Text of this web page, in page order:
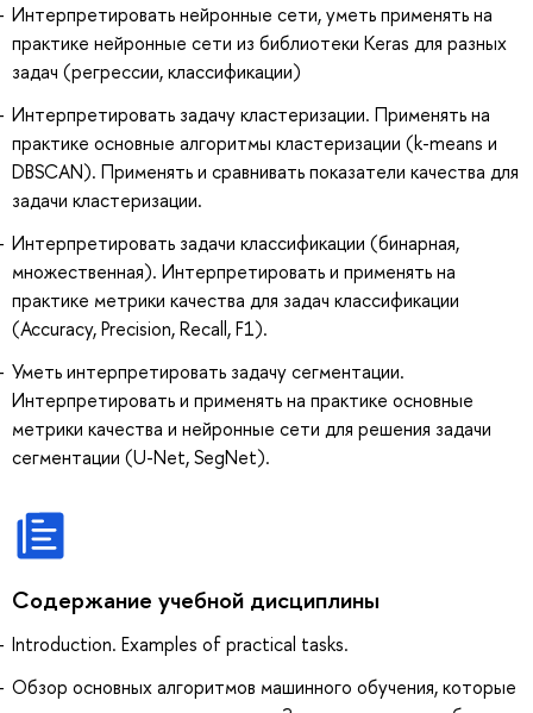
Интерпретировать нейронные сети, уметь применять на
практике нейронные сети из библиотеки Keras для разных
задач (регрессии, классификации)
Интерпретировать задачу кластеризации. Применять на
практике основные алгоритмы кластеризации (k-means и
DBSCAN). Применять и сравнивать показатели качества для
задачи кластеризации.
Интерпретировать задачи классификации (бинарная,
множественная). Интерпретировать и применять на
практике метрики качества для задач классификации
(Accuracy, Precision, Recall, F1).
Уметь интерпретировать задачу сегментации.
Интерпретировать и применять на практике основные
метрики качества и нейронные сети для решения задачи
сегментации (U-Net, SegNet).
Содержание учебной дисциплины
Introduction. Examples of practical tasks.
Обзор основных алгоритмов машинного обучения, которые